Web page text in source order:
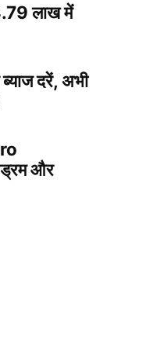
लाख में
दरें, अभी
और